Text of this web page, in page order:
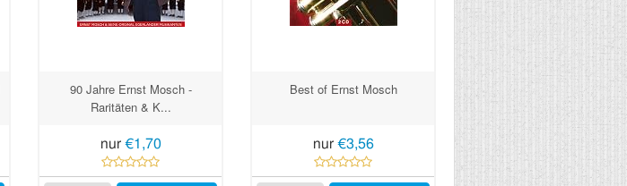
90 Jahre Ernst Mosch -
Raritäten & K...
nur €1,70
Best of Ernst Mosch
nur €3,56